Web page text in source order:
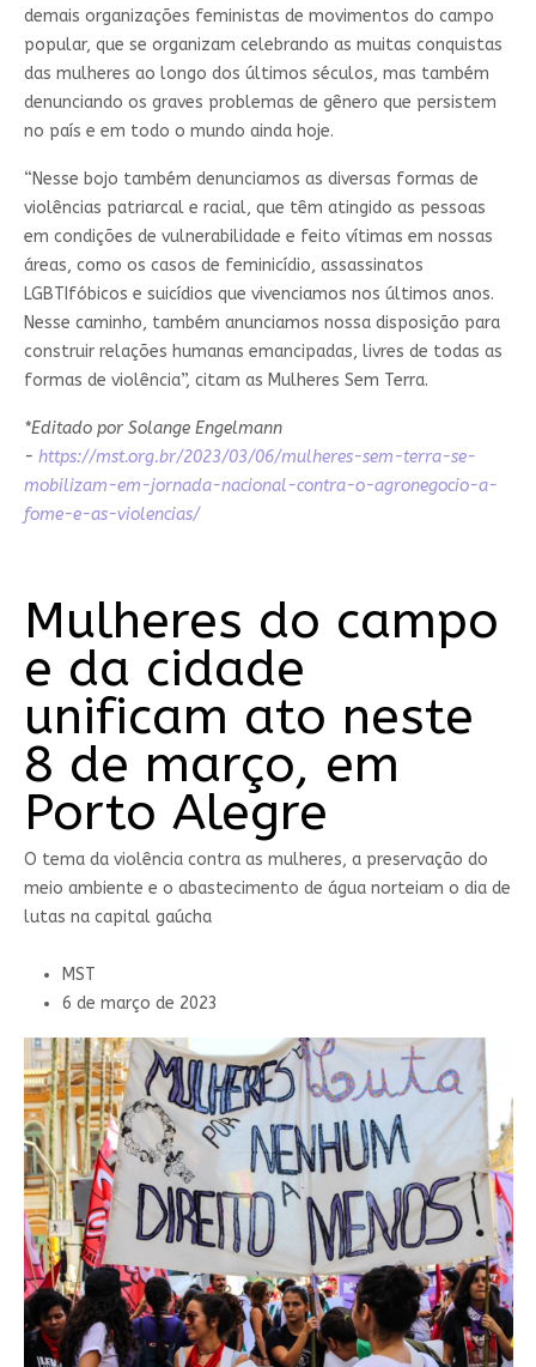
demais organizações feministas de movimentos do campo
popular, que se organizam celebrando as muitas conquistas
das mulheres ao longo dos últimos séculos, mas também
denunciando os graves problemas de gênero que persistem
no país e em todo o mundo ainda hoje.
“Nesse bojo também denunciamos as diversas formas de
violências patriarcal e racial, que têm atingido as pessoas
em condições de vulnerabilidade e feito vítimas em nossas
áreas, como os casos de feminicídio, assassinatos
LGBTIfóbicos e suicídios que vivenciamos nos últimos anos.
Nesse caminho, também anunciamos nossa disposição para
construir relações humanas emancipadas, livres de todas as
formas de violência”, citam as Mulheres Sem Terra.
*Editado por Solange Engelmann
- https://mst.org.br/2023/03/06/mulheres-sem-terra-se-
mobilizam-em-jornada-nacional-contra-o-agronegocio-a-
fome-e-as-violencias/
Mulheres do campo
e da cidade
unificam ato neste
8 de março, em
Porto Alegre
O tema da violência contra as mulheres, a preservação do
meio ambiente e o abastecimento de água norteiam o dia de
lutas na capital gaúcha
MST
6 de março de 2023